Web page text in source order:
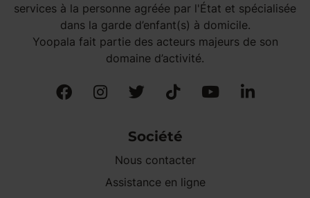
services à la personne agréée par l'État et spécialisée
dans la garde d’enfant(s) à domicile.
Yoopala fait partie des acteurs majeurs de son
domaine d’activité.
Société
Nous contacter
Assistance en ligne